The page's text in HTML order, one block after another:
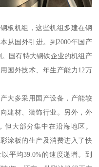
板机组，这些机组多建在钢
从国外引进。到2000年国产
国有特大钢铁企业的机组产
国外技术、年生产能力12万
大多采用国产设备，产能较
建材、装饰行业。另外，外
大部分集中在沿海地区。
涂板的生产及消费进入了快
平均39.0%的速度递增。到